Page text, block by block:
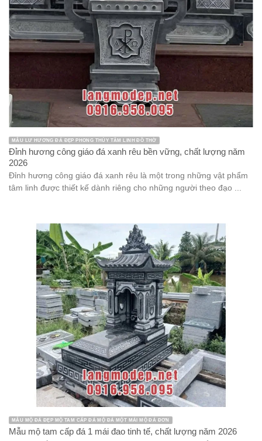
MẪU LƯ HƯƠNG ĐÁ ĐẸP PHONG THỦY TÂM LINH ĐỒ THỜ
Đỉnh hương công giáo đá xanh rêu bền vững, chất lượng năm
2026
Đỉnh hương công giáo đá xanh rêu là một trong những vật phẩm
tâm linh được thiết kế dành riêng cho những người theo đạo ...
MẪU MỘ ĐÁ ĐẸP MỘ TAM CẤP ĐÁ MỘ ĐÁ MỘT MÁI MỘ ĐÁ ĐƠN
Mẫu mộ tam cấp đá 1 mái đao tinh tế, chất lượng năm 2026